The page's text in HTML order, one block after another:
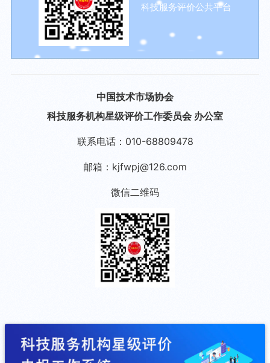
科技服务评价公共平台
中国技术市场协会
科技服务机构星级评价工作委员会 办公室
联系电话：010-68809478
邮箱：kjfwpj@126.com
微信二维码